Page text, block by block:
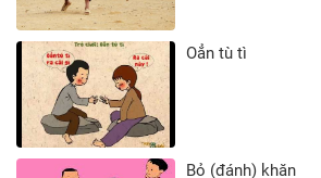
Oẳn tù tì
Bỏ (đánh) khăn